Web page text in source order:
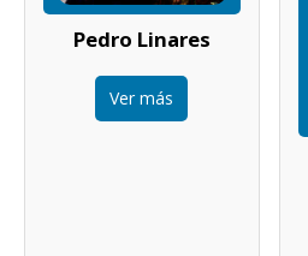
Pedro Linares
Ver más